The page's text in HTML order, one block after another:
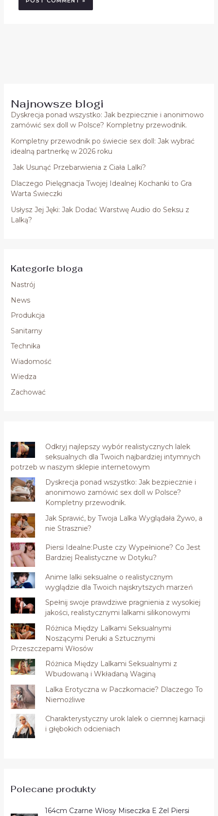
Najnowsze blogi
Dyskrecja ponad wszystko: Jak bezpiecznie i anonimowo
zamówić sex doll w Polsce? Kompletny przewodnik.
Kompletny przewodnik po świecie sex doll: Jak wybrać
idealną partnerkę w 2026 roku
Jak Usunąć Przebarwienia z Ciała Lalki?
Dlaczego Pielęgnacja Twojej Idealnej Kochanki to Gra
Warta Świeczki
Usłysz Jej Jęki: Jak Dodać Warstwę Audio do Seksu z
Lalką?
Kategorie bloga
Nastrój
News
Produkcja
Sanitarny
Technika
Wiadomość
Wiedza
Zachować
Odkryj najlepszy wybór realistycznych lalek
seksualnych dla Twoich najbardziej intymnych
potrzeb w naszym sklepie internetowym
Dyskrecja ponad wszystko: Jak bezpiecznie i
anonimowo zamówić sex doll w Polsce?
Kompletny przewodnik.
Jak Sprawić, by Twoja Lalka Wyglądała Żywo, a
nie Strasznie?
Piersi Idealne:Puste czy Wypełnione? Co Jest
Bardziej Realistyczne w Dotyku?
Anime lalki seksualne o realistycznym
wyglądzie dla Twoich najskrytszych marzeń
Spełnij swoje prawdziwe pragnienia z wysokiej
jakości, realistycznymi lalkami silikonowymi
Różnica Między Lalkami Seksualnymi
Noszącymi Peruki a Sztucznymi
Przeszczepami Włosów
Różnica Między Lalkami Seksualnymi z
Wbudowaną i Wkładaną Waginą
Lalka Erotyczna w Paczkomacie? Dlaczego To
Niemożliwe
Charakterystyczny urok lalek o ciemnej karnacji
i głębokich odcieniach
Polecane produkty
164cm Czarne Włosy Miseczka E Żel Piersi